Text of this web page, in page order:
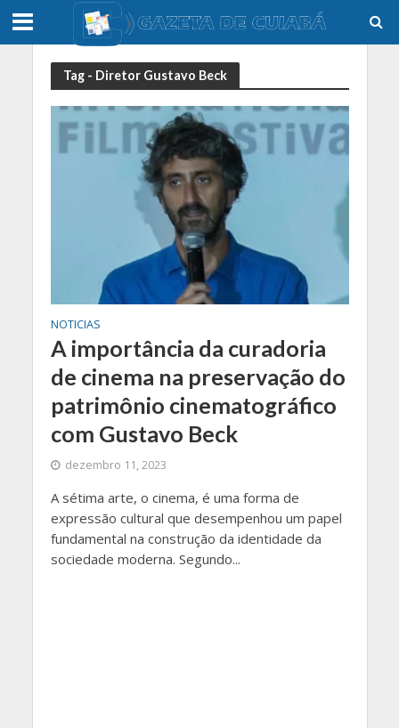
Tag - Diretor Gustavo Beck
NOTICIAS
A importância da curadoria
de cinema na preservação do
patrimônio cinematográfico
com Gustavo Beck
dezembro 11, 2023
A sétima arte, o cinema, é uma forma de
expressão cultural que desempenhou um papel
fundamental na construção da identidade da
sociedade moderna. Segundo...